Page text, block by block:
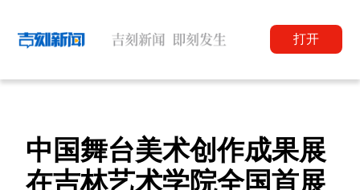
打开
中国舞台美术创作成果展
在吉林艺术学院全国首展